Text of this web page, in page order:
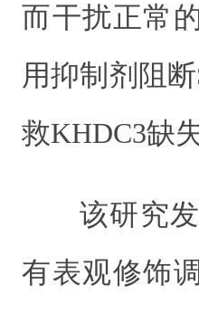
而干扰正常
用抑制剂阻
救KHDC3缺
该研究
有表观修饰